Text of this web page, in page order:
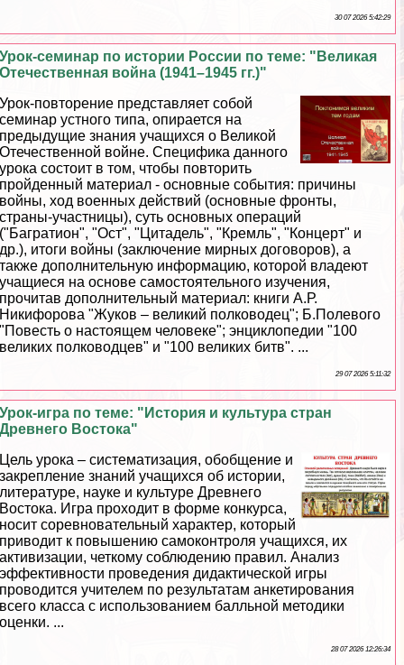
30 07 2026 5:42:29
Урок-семинар по истории России по теме: "Великая
Отечественная война (1941–1945 гг.)"
Урок-повторение представляет собой
семинар устного типа, опирается на
предыдущие знания учащихся о Великой
Отечественной войне. Специфика данного
урока состоит в том, чтобы повторить
пройденный материал - основные события: причины
войны, ход военных действий (основные фронты,
страны-участницы), суть основных операций
("Багратион", "Ост", "Цитадель", "Кремль", "Концерт" и
др.), итоги войны (заключение мирных договоров), а
также дополнительную информацию, которой владеют
учащиеся на основе самостоятельного изучения,
прочитав дополнительный материал: книги А.Р.
Никифорова "Жуков – великий полководец"; Б.Полевого
"Повесть о настоящем человеке"; энциклопедии "100
великих полководцев" и "100 великих битв". ...
29 07 2026 5:11:32
Урок-игра по теме: "История и культура стран
Древнего Востока"
Цель урока – систематизация, обобщение и
закрепление знаний учащихся об истории,
литературе, науке и культуре Древнего
Востока. Игра проходит в форме конкурса,
носит соревновательный хаpaктер, который
приводит к повышению самоконтроля учащихся, их
активизации, четкому соблюдению правил. Анализ
эффективности проведения дидактической игры
проводится учителем по результатам анкетирования
всего класса с использованием балльной методики
оценки. ...
28 07 2026 12:26:34